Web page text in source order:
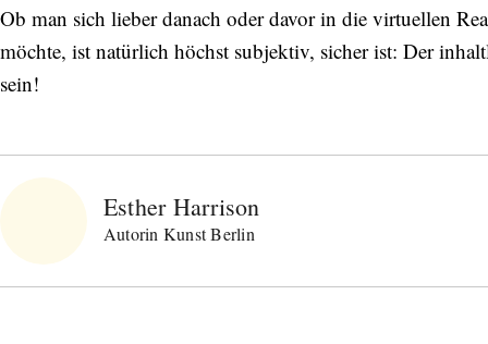
Ob man sich lieber danach oder davor in die virtuellen
möchte, ist natürlich höchst subjektiv, sicher ist: Der
sein!
Esther Harrison
Autorin Kunst Berlin